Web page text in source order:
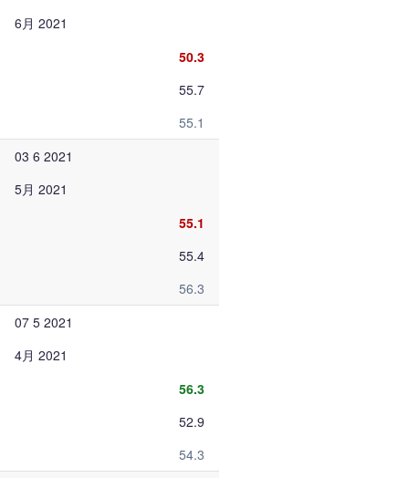
6月 2021
50.3
55.7
55.1
03 6 2021
5月 2021
55.1
55.4
56.3
07 5 2021
4月 2021
56.3
52.9
54.3